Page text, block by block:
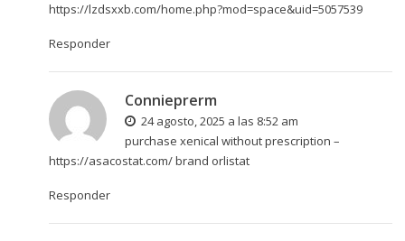
https://lzdsxxb.com/home.php?mod=space&uid=5057539
Responder
Connieprerm
24 agosto, 2025 a las 8:52 am
purchase xenical without prescription –
https://asacostat.com/brand orlistat
Responder